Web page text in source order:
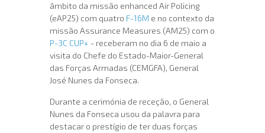
âmbito da missão enhanced Air Policing
(eAP25) com quatro F-16M e no contexto da
missão Assurance Measures (AM25) com o
P-3C CUP+ - receberam no dia 6 de maio a
visita do Chefe do Estado-Maior-General
das Forças Armadas (CEMGFA), General
José Nunes da Fonseca.
Durante a cerimónia de receção, o General
Nunes da Fonseca usou da palavra para
destacar o prestígio de ter duas forças